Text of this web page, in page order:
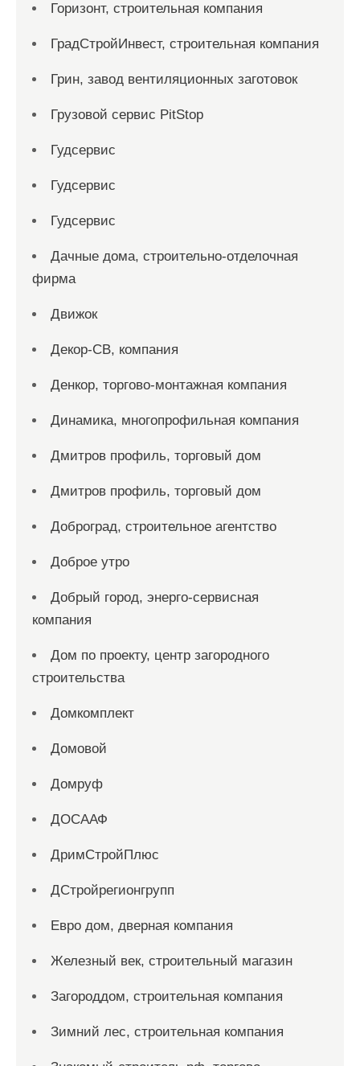
Горизонт, строительная компания
ГрадСтройИнвест, строительная компания
Грин, завод вентиляционных заготовок
Грузовой сервис PitStop
Гудсервис
Гудсервис
Гудсервис
Дачные дома, строительно-отделочная
фирма
Движок
Декор-СВ, компания
Денкор, торгово-монтажная компания
Динамика, многопрофильная компания
Дмитров профиль, торговый дом
Дмитров профиль, торговый дом
Доброград, строительное агентство
Доброе утро
Добрый город, энерго-сервисная
компания
Дом по проекту, центр загородного
строительства
Домкомплект
Домовой
Домруф
ДОСААФ
ДримСтройПлюс
ДСтройрегионгрупп
Евро дом, дверная компания
Железный век, строительный магазин
Загороддом, строительная компания
Зимний лес, строительная компания